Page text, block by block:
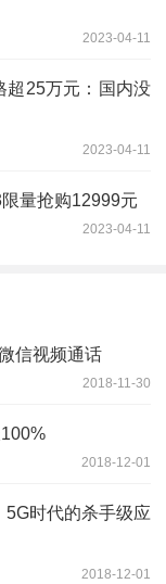
2023-04-11
超25万元：国内没
2023-04-11
量抢购12999元
2023-04-11
信视频通话
2018-11-30
2018-12-01
时代的杀手级应
2018-12-01